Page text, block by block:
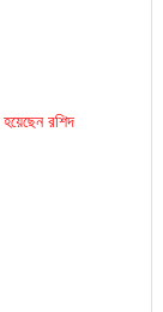
হয়েছেন রশিদ